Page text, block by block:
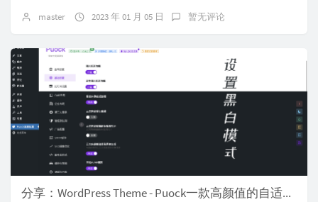
master 2023 年 01 月 05 日 暂无评论
分享：WordPress Theme - Puock一款高颜值的自适应主题，支持白天与黑夜模式